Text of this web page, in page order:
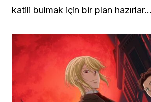
katili bulmak için bir plan hazırlar…